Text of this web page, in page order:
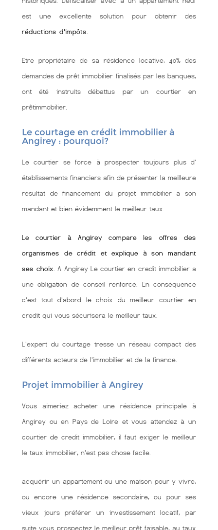
est une excellente solution pour obtenir des
réductions d'impôts
Etre propriétaire de sa résidence locative, 40% des
demandes de prêt immobilier finalisés par les banques,
ont été instruits débattus par un courtier en
prêtimmobilier.
Le courtage en crédit immobilier à
Angirey : pourquoi?
Le courtier se force à prospecter toujours plus d'
établissements financiers afin de présenter la meilleure
résultat de financement du projet immobilier à son
mandant et bien évidemment le meilleur taux.
Le courtier à Angirey compare les offres des
organismes de crédit et explique à son mandant
ses choix . A Angirey Le courtier en credit immobilier a
une obligation de conseil renforcé. En conséquence
c'est tout d'abord le choix du meilleur courtier en
credit qui vous sécurisera le meilleur taux.
L'expert du courtage tresse un réseau compact des
différents acteurs de l'immobilier et de la finance.
Projet immobilier à Angirey
Vous aimeriez acheter une résidence principale à
Angirey ou en Pays de Loire et vous attendez à un
courtier de credit immobilier, il faut exiger le meilleur
le taux immobilier, n'est pas chose facile.
acquérir un appartement ou une maison pour y vivre,
ou encore une résidence secondaire, ou pour ses
vieux jours préférer un investissement locatif, par
suite vous prospectez le meilleur prêt faisable, au taux